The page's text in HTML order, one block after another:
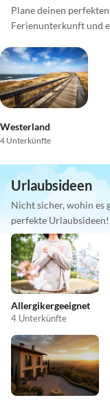
Plane deinen
Ferienunterkunft und
Westerland
4 Unterkünfte
Urlaubsideen
Nicht sicher, wohin es
perfekte Urlaubsideen!
Allergikergeeignet
4 Unterkünfte